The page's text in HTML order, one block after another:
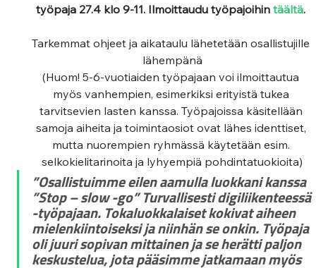
työpaja 27.4 klo 9-11. Ilmoittaudu työpajoihin täältä.
Tarkemmat ohjeet ja aikataulu lähetetään osallistujille
lähempänä
(Huom! 5-6-vuotiaiden työpajaan voi ilmoittautua
myös vanhempien, esimerkiksi erityistä tukea
tarvitsevien lasten kanssa. Työpajoissa käsitellään
samoja aiheita ja toimintaosiot ovat lähes identtiset,
mutta nuorempien ryhmässä käytetään esim.
selkokielitarinoita ja lyhyempiä pohdintatuokioita)
”Osallistuimme eilen aamulla luokkani kanssa
”Stop – slow -go” Turvallisesti digiliikenteessä
-työpajaan. Tokaluokkalaiset kokivat aiheen
mielenkiintoiseksi ja niinhän se onkin. Työpaja
oli juuri sopivan mittainen ja se herätti paljon
keskustelua, jota pääsimme jatkamaan myös